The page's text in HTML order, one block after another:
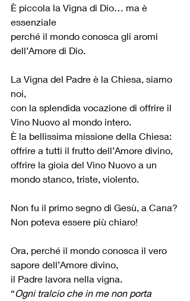
È piccola la Vigna di Dio… ma è
essenziale
perché il mondo conosca gli aromi
dell’Amore di Dio.
La Vigna del Padre è la Chiesa, siamo
noi,
con la splendida vocazione di offrire il
Vino Nuovo al mondo intero.
È la bellissima missione della Chiesa:
offrire a tutti il frutto dell’Amore divino,
offrire la gioia del Vino Nuovo a un
mondo stanco, triste, violento.
Non fu il primo segno di Gesù, a Cana?
Non poteva essere più chiaro!
Ora, perché il mondo conosca il vero
sapore dell’Amore divino,
il Padre lavora nella vigna.
“Ogni tralcio che in me non porta